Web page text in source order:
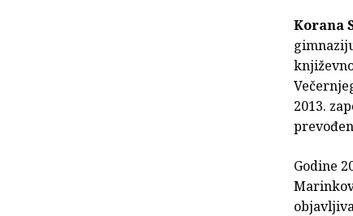
Korana
2013.
Godine